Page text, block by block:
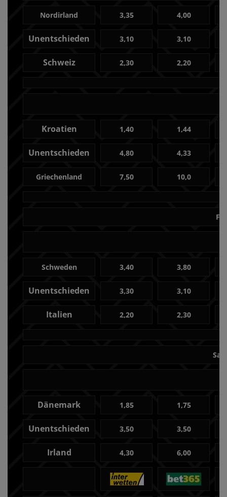
Nordirland 3,35 4,00
Unentschieden 3,10 3,10
Schweiz 2,30 2,20
Kroatien 1,40 1,44
Unentschieden 4,80 4,33
Griechenland 7,50 10,0
Schweden 3,40 3,80
Unentschieden 3,30 3,10
Italien 2,20 2,30
Dänemark 1,85 1,75
Unentschieden 3,50 3,50
Irland 4,30 6,00